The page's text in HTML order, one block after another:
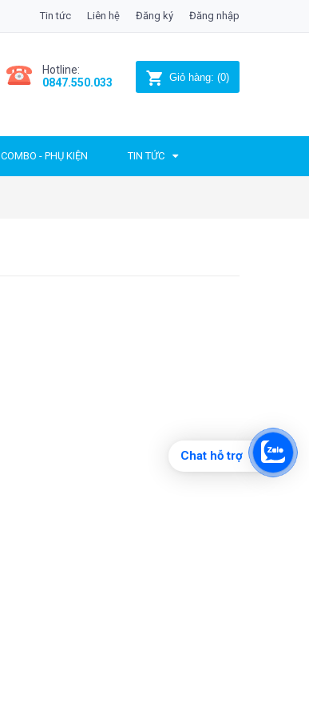
Tin tức Liên hệ Đăng ký Đăng nhập
Hotline:
0847.550.033
Giỏ hàng: (0)
COMBO - PHỤ KIỆN TIN TỨC
Chat hỗ trợ